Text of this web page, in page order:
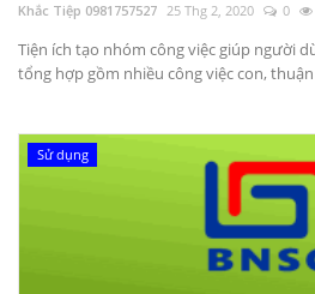
Khắc Tiệp 0981757527 25 Thg 2, 2020 0
Tiện ích tạo nhóm công việc giúp người
tổng hợp gồm nhiều công việc con,
Sử dụng